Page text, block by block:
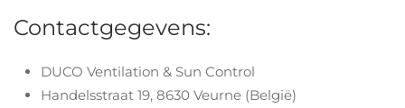
Contactgegevens:
DUCO Ventilation & Sun Control
Handelsstraat 19, 8630 Veurne (België)